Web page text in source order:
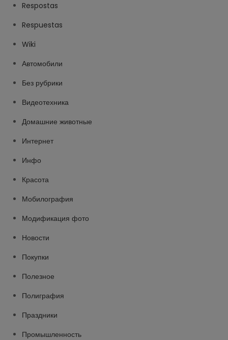
Respostas
Respuestas
Wiki
Автомобили
Без рубрики
Видеотехника
Домашние животные
Интернет
Инфо
Красота
Мобилография
Модификация фото
Новости
Покупки
Полезное
Полиграфия
Праздники
Промышленность